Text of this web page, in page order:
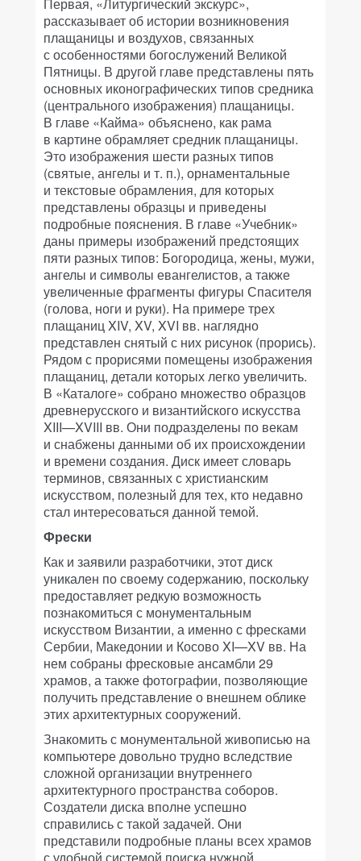
рассказывает об истории возникновения
плащаницы и воздухов, связанных
с особенностями богослужений Великой
Пятницы. В другой главе представлены пять
основных иконографических типов средника
(центрального изображения) плащаницы.
В главе «Кайма» объяснено, как рама
в картине обрамляет средник плащаницы.
Это изображения шести разных типов
(святые, ангелы и т. п.), орнаментальные
и текстовые обрамления, для которых
представлены образцы и приведены
подробные пояснения. В главе «Учебник»
даны примеры изображений предстоящих
пяти разных типов: Богородица, жены, мужи,
ангелы и символы евангелистов, а также
увеличенные фрагменты фигуры Спасителя
(голова, ноги и руки). На примере трех
плащаниц XIV, XV, XVI вв. наглядно
представлен снятый с них рисунок (прорись).
Рядом с прорисями помещены изображения
плащаниц, детали которых легко увеличить.
В «Каталоге» собрано множество образцов
древнерусского и византийского искусства
XIII—XVIII вв. Они подразделены по векам
и снабжены данными об их происхождении
и времени создания. Диск имеет словарь
терминов, связанных с христианским
искусством, полезный для тех, кто недавно
стал интересоваться данной темой.
Фрески
Как и заявили разработчики, этот диск
уникален по своему содержанию, поскольку
предоставляет редкую возможность
познакомиться с монументальным
искусством Византии, а именно с фресками
Сербии, Македонии и Косово XI—XV вв. На
нем собраны фресковые ансамбли 29
храмов, а также фотографии, позволяющие
получить представление о внешнем облике
этих архитектурных сооружений.
Знакомить с монументальной живописью на
компьютере довольно трудно вследствие
сложной организации внутреннего
архитектурного пространства соборов.
Создатели диска вполне успешно
справились с такой задачей. Они
представили подробные планы всех храмов